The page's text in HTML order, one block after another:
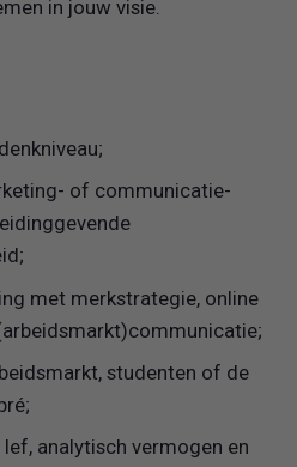
in jouw visie.
of communicatie­
met merkstrategie, online
studenten of de
analytisch vermogen en